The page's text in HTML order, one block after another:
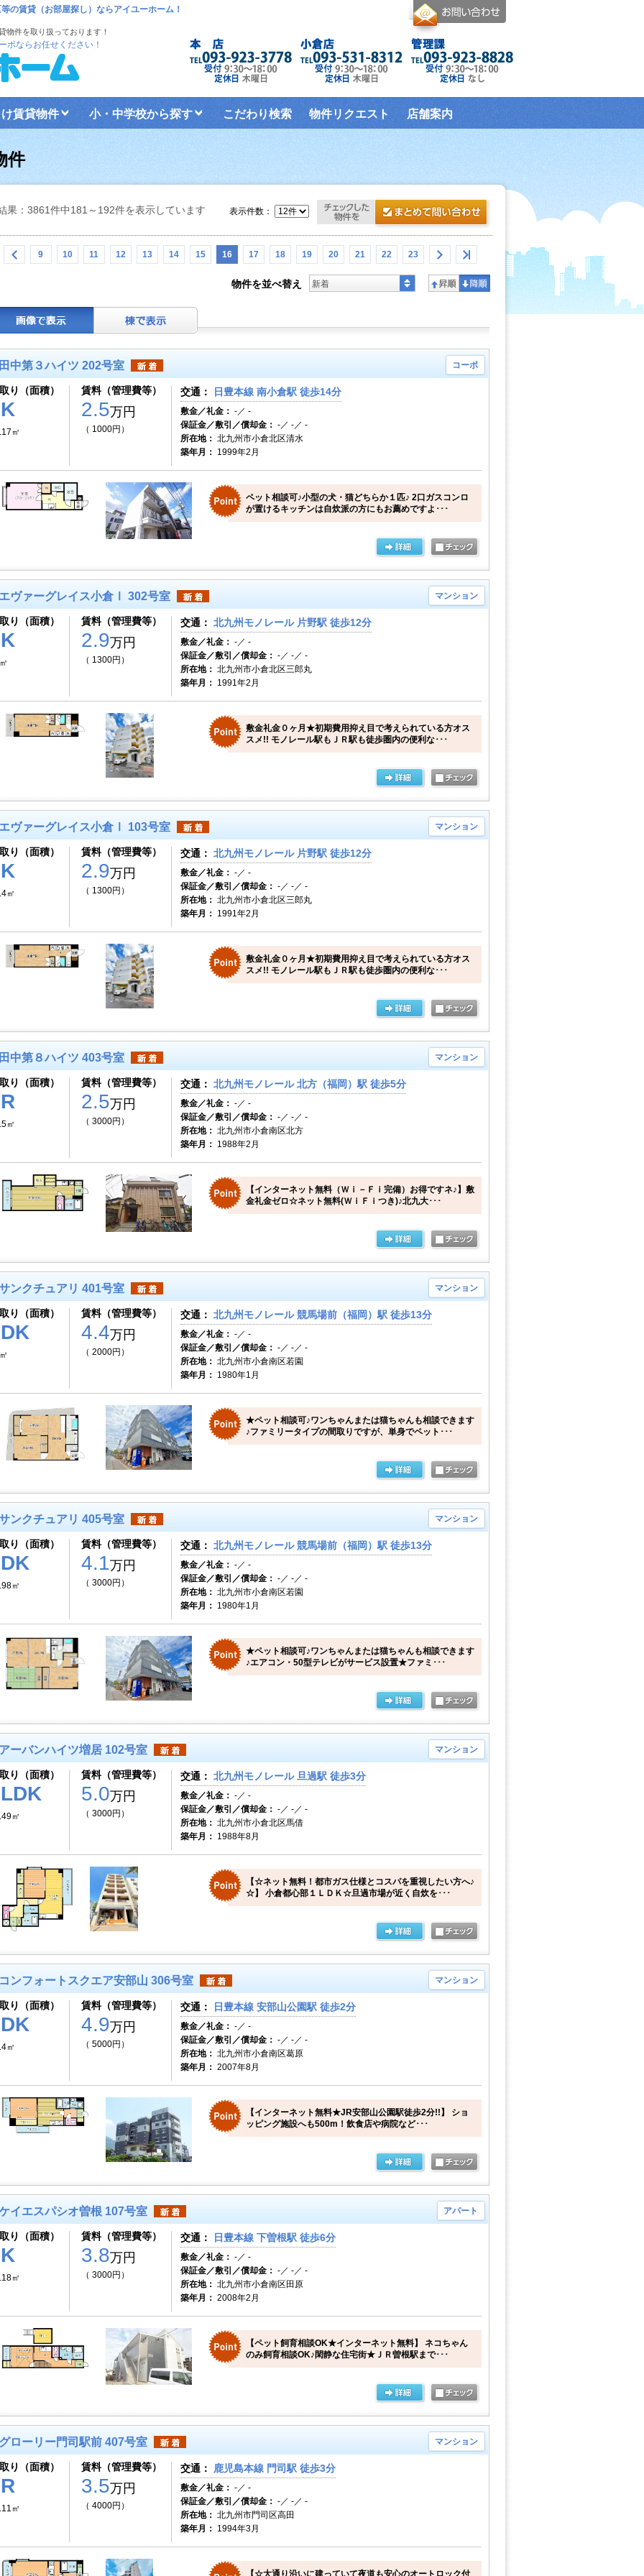
の賃貸（お部屋探し）ならアイユーホーム！
物件を取り扱っております！
ポならお任せください！
賃貸物件 小・中学校から探す こだわり検索 物件リクエスト 店舗案内
件
果：3861件中181～192件を表示しています
9 10 11 12 13 14 15 16 17 18 19 20 21 22 23
表示件数：
物件を並べ替え 新着
中第３ハイツ 202号室 コーポ
り（面積）
㎡
賃料（管理費等）
2.5万円
（ 1000円）
交通： 日豊本線 南小倉駅 徒歩14分
敷金／礼金： -／ -
保証金／敷引／償却金： -／ -／ -
所在地： 北九州市小倉北区清水
築年月： 1999年2月
ペット相談可♪小型の犬・猫どちらか１匹♪ 2口ガスコンロ
が置けるキッチンは自炊派の方にもお薦めですよ･･･
ヴァーグレイス小倉Ⅰ 302号室 マンション
り（面積） 賃料（管理費等）
2.9万円
（ 1300円）
交通： 北九州モノレール 片野駅 徒歩12分
敷金／礼金： -／ -
保証金／敷引／償却金： -／ -／ -
所在地： 北九州市小倉北区三郎丸
築年月： 1991年2月
敷金礼金０ヶ月★初期費用抑え目で考えられている方オス
スメ!! モノレール駅もＪＲ駅も徒歩圏内の便利な･･･
ヴァーグレイス小倉Ⅰ 103号室 マンション
り（面積）
㎡
賃料（管理費等）
2.9万円
（ 1300円）
交通： 北九州モノレール 片野駅 徒歩12分
敷金／礼金： -／ -
保証金／敷引／償却金： -／ -／ -
所在地： 北九州市小倉北区三郎丸
築年月： 1991年2月
敷金礼金０ヶ月★初期費用抑え目で考えられている方オス
スメ!! モノレール駅もＪＲ駅も徒歩圏内の便利な･･･
中第８ハイツ 403号室 マンション
り（面積）
㎡
賃料（管理費等）
2.5万円
（ 3000円）
交通： 北九州モノレール 北方（福岡）駅 徒歩5分
敷金／礼金： -／ -
保証金／敷引／償却金： -／ -／ -
所在地： 北九州市小倉南区北方
築年月： 1988年2月
【インターネット無料（Ｗｉ－Ｆｉ完備）お得ですネ♪】敷
金礼金ゼロ☆ネット無料(ＷｉＦｉつき)♪北九大･･･
ンクチュアリ 401号室 マンション
り（面積） 賃料（管理費等）
4.4万円
（ 2000円）
交通： 北九州モノレール 競馬場前（福岡）駅 徒歩13分
敷金／礼金： -／ -
保証金／敷引／償却金： -／ -／ -
所在地： 北九州市小倉南区若園
築年月： 1980年1月
★ペット相談可♪ワンちゃんまたは猫ちゃんも相談できます
♪ファミリータイプの間取りですが、単身でペット･･･
ンクチュアリ 405号室 マンション
り（面積）
㎡
賃料（管理費等）
4.1万円
（ 3000円）
交通： 北九州モノレール 競馬場前（福岡）駅 徒歩13分
敷金／礼金： -／ -
保証金／敷引／償却金： -／ -／ -
所在地： 北九州市小倉南区若園
築年月： 1980年1月
★ペット相談可♪ワンちゃんまたは猫ちゃんも相談できます
♪エアコン・50型テレビがサービス設置★ファミ･･･
ーバンハイツ増居 102号室 マンション
り（面積）
㎡
賃料（管理費等）
5.0万円
（ 3000円）
交通： 北九州モノレール 旦過駅 徒歩3分
敷金／礼金： -／ -
保証金／敷引／償却金： -／ -／ -
所在地： 北九州市小倉北区馬借
築年月： 1988年8月
【☆ネット無料！都市ガス仕様とコスパを重視したい方へ♪
☆】 小倉都心部１ＬＤＫ☆旦過市場が近く自炊を･･･
ンフォートスクエア安部山 306号室 マンション
り（面積）
㎡
賃料（管理費等）
4.9万円
（ 5000円）
交通： 日豊本線 安部山公園駅 徒歩2分
敷金／礼金： -／ -
保証金／敷引／償却金： -／ -／ -
所在地： 北九州市小倉南区葛原
築年月： 2007年8月
【インターネット無料★JR安部山公園駅徒歩2分!!】 ショ
ッピング施設へも500m！飲食店や病院など･･･
イエスパシオ曽根 107号室 アパート
り（面積）
㎡
賃料（管理費等）
3.8万円
（ 3000円）
交通： 日豊本線 下曽根駅 徒歩6分
敷金／礼金： -／ -
保証金／敷引／償却金： -／ -／ -
所在地： 北九州市小倉南区田原
築年月： 2008年2月
【ペット飼育相談OK★インターネット無料】 ネコちゃん
のみ飼育相談OK♪閑静な住宅街★ＪＲ曽根駅まで･･･
ローリー門司駅前 407号室 マンション
り（面積）
㎡
賃料（管理費等）
3.5万円
（ 4000円）
交通： 鹿児島本線 門司駅 徒歩3分
敷金／礼金： -／ -
保証金／敷引／償却金： -／ -／ -
所在地： 北九州市門司区高田
築年月： 1994年3月
【☆大通り沿いに建っていて夜道も安心のオートロック付